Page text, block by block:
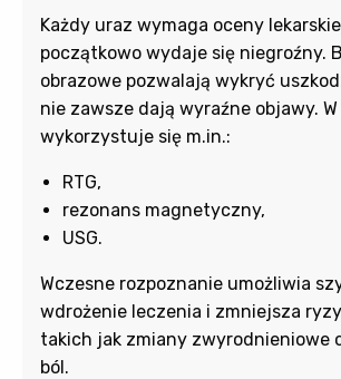
Każdy uraz wymaga oceny
początkowo wydaje się niegroźny.
obrazowe pozwalają wykryć
nie zawsze dają wyraźne objawy.
wykorzystuje się m.in.:
RTG,
rezonans magnetyczny,
USG.
Wczesne rozpoznanie umożliwia
wdrożenie leczenia i zmniejsza
takich jak zmiany zwyrodnieniowe
ból.